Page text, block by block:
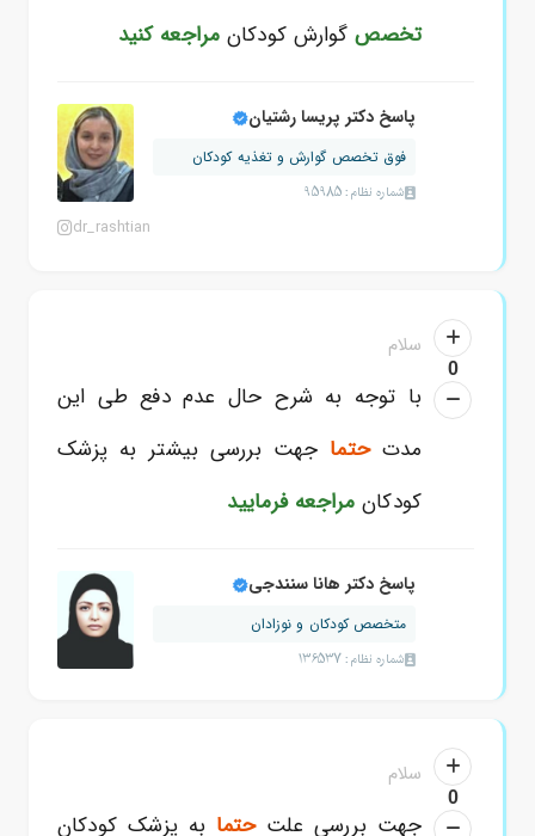
تخصصگوارش کودکان مراجعه کنید
پاسخ دکتر پریسا رشتیان
فوق تخصص گوارش و تغذیه کودکان
شماره نظام: 95985
dr_rashtian
0
سلام
با توجه به شرح حال عدم دفع طی این
مدتحتما جهت بررسی بیشتر به پزشک
کودکان مراجعه فرمایید
پاسخ دکتر هانا سنندجی
متخصص کودکان و نوزادان
شماره نظام: 136537
0
سلام
جهت بررسی علتحتما به پزشک کودکان